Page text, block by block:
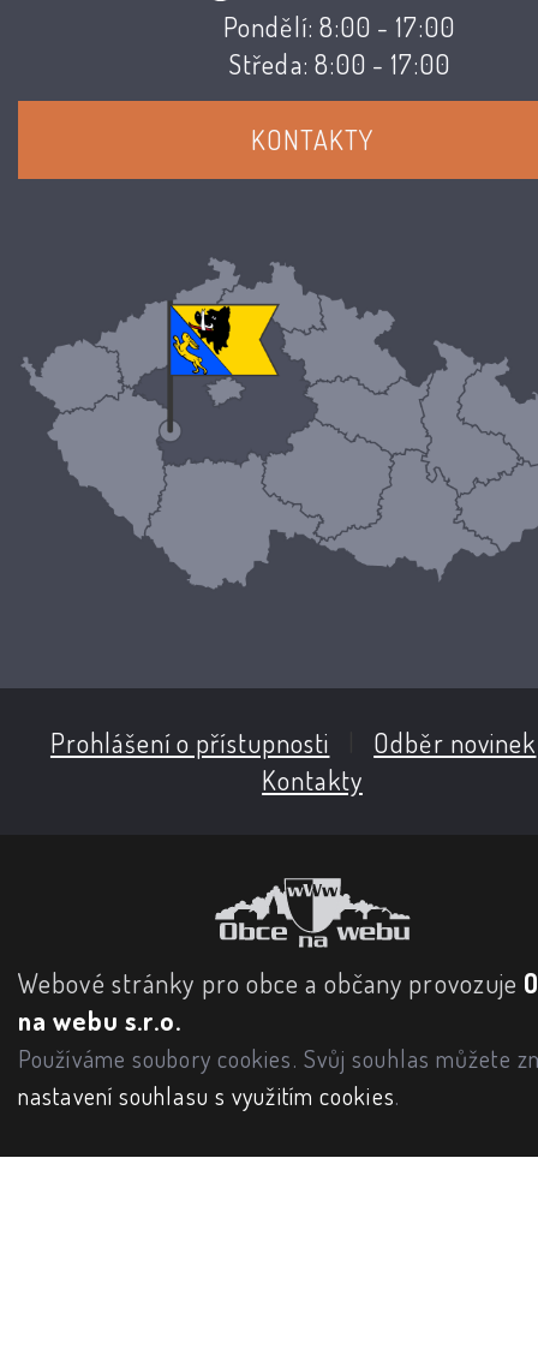
Pondělí: 8:00 - 17:00
Středa: 8:00 - 17:00
KONTAKTY
Prohlášení o přístupnosti Odběr novinek
Kontakty
Webové stránky pro obce a občany provozuje
na webu s.r.o.
Používáme soubory cookies. Svůj souhlas můžete
nastavení souhlasu s využitím cookies.